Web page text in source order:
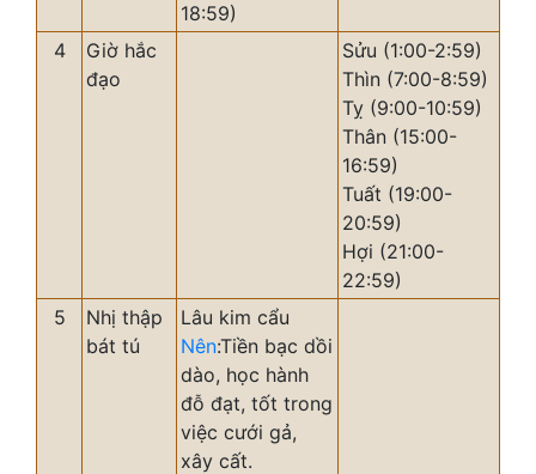
18:59)
4
Giờ hắc
đạo
Sửu (1:00-2:59)
Thìn (7:00-8:59)
Tỵ (9:00-10:59)
Thân (15:00-
16:59)
Tuất (19:00-
20:59)
Hợi (21:00-
22:59)
5
Nhị thập
bát tú
Lâu kim cẩu
Nên:Tiền bạc dồi
dào, học hành
đỗ đạt, tốt trong
việc cưới gả,
xây cất.